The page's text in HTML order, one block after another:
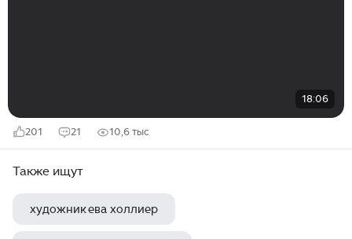
18:06
201 21 10,6 тыс
Также ищут
художник ева холлиер